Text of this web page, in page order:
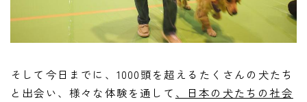
そして今日までに、1000頭を超えるたくさんの犬たち
と出会い、様々な体験を通して 、日本の犬たちの社会